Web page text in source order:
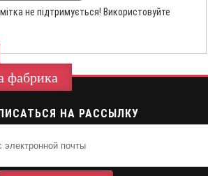
не підтримується! Використовуйте
фабрика
НА РАССЫЛКУ